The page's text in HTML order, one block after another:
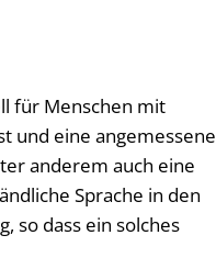
für Menschen mit
und eine angemessene
anderem auch eine
Sprache in den
so dass ein solches